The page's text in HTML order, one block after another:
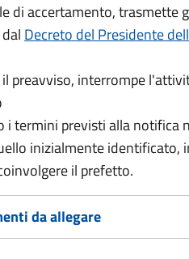
di accertamento, trasmette
Decreto del Presidente
preavviso, interrompe
i termini previsti alla
inizialmente identificato,
il prefetto.
da allegare